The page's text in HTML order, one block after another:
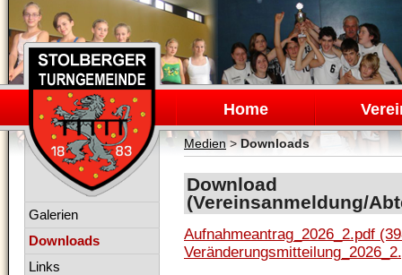
Navigation
überspringen
Home
Medien>Downloads
Download
(Vereinsanmeldung/
Aufnahmeantrag_2026_2.pdf
Navigation
Galerien
Downloads
Links